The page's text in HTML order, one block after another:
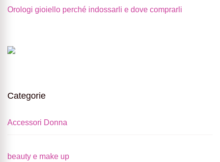
Orologi gioiello perché indossarli e dove comprarli
Categorie
Accessori Donna
beauty e make up